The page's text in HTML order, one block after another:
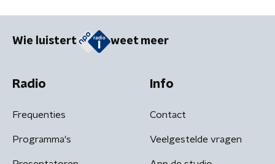
Wie luistert weet meer
Radio
Frequenties
Programma's
Info
Contact
Veelgestelde vragen